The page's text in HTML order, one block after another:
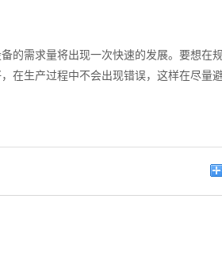
需求量将出现一次快速的发展。要想在
在生产过程中不会出现错误，这样在尽量